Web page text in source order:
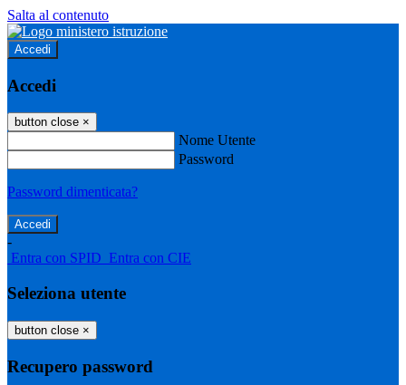
Salta al contenuto
Accedi
Accedi
button close ×
Nome Utente
Password
Password dimenticata?
-
Entra con SPID Entra con CIE
Seleziona utente
button close ×
Recupero password